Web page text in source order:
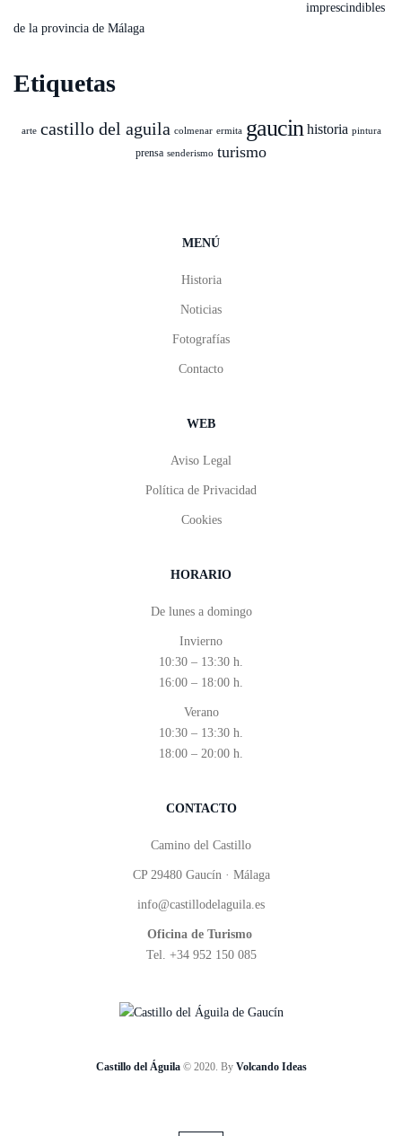
imprescindibles
de la provincia de Málaga
Etiquetas
arte castillo del aguila colmenar ermita gaucin historia pintura
prensa senderismo turismo
MENÚ
Historia
Noticias
Fotografías
Contacto
WEB
Aviso Legal
Política de Privacidad
Cookies
HORARIO
De lunes a domingo
Invierno
10:30 – 13:30 h.
16:00 – 18:00 h.
Verano
10:30 – 13:30 h.
18:00 – 20:00 h.
CONTACTO
Camino del Castillo
CP 29480 Gaucín · Málaga
info@castillodelaguila.es
Oficina de Turismo
Tel. +34 952 150 085
Castillo del Águila© 2020. By Volcando Ideas